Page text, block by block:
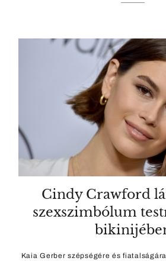
Cindy Crawford
szexszimbólum
Kaia Gerber szépségére és